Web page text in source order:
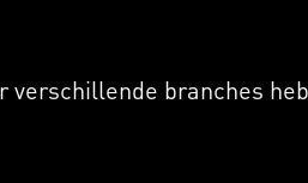
verschillende branches